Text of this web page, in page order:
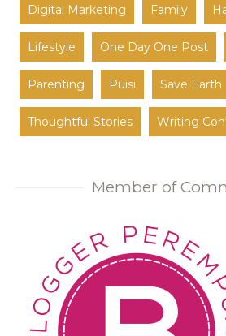
Digital Marketing Family
Lifestyle One Day One Post
Parenting Puisi Save Earth
Thoughtful Stories Writing
Member of